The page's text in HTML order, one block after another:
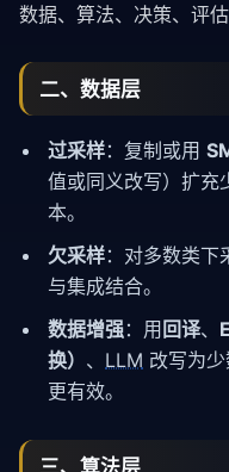
数据、算法、决策、评估
二、数据层
过采样：复制或用
值或同义改写）扩充
本。
欠采样：对多数类下
与集成结合。
数据增强：用 回译、
换） 、 LLM 改写为
更有效。
三、算法层